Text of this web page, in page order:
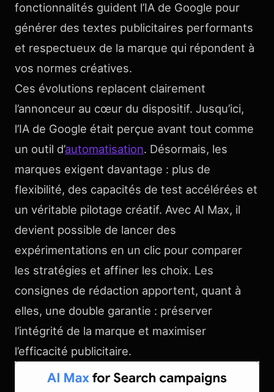
fonctionnalités guident l’IA de Google pour
générer des textes publicitaires performants
et respectueux de la marque qui répondent à
vos normes créatives.
Ces évolutions replacent clairement
l’annonceur au cœur du dispositif. Jusqu’ici,
l’IA de Google était perçue avant tout comme
un outil d’automatisation. Désormais, les
marques exigent davantage : plus de
flexibilité, des capacités de test accélérées et
un véritable pilotage créatif. Avec AI Max, il
devient possible de lancer des
expérimentations en un clic pour comparer
les stratégies et affiner les choix. Les
consignes de rédaction apportent, quant à
elles, une double garantie : préserver
l’intégrité de la marque et maximiser
l’efficacité publicitaire.